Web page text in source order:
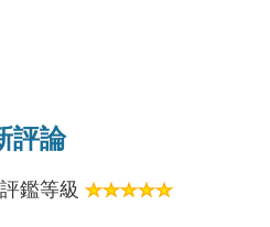
智多星賀衷寒
「計劃家」鄧文儀的升沉
桂永清之死與其為人
評論
鑑等級